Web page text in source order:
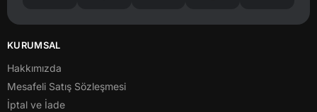
KURUMSAL
Hakkımızda
Mesafeli Satış Sözleşmesi
İptal ve İade